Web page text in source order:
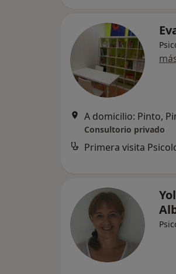
A domicilio: Pinto,
Consultorio privado
Primera visita